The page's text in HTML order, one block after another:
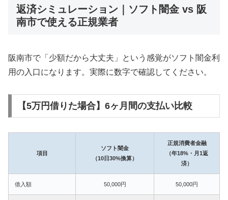
返済シミュレーション｜ソフト闇金 vs 阪
南市で使える正規業者
阪南市で「少額だから大丈夫」という感覚がソフト闇金利
用の入口になります。実際に数字で確認してください。
【5万円借りた場合】6ヶ月間の支払い比較
項目
ソフト闇金
（10日30%換算）
正規消費者金融
（年18%・月1返
済）
借入額 50,000円 50,000円